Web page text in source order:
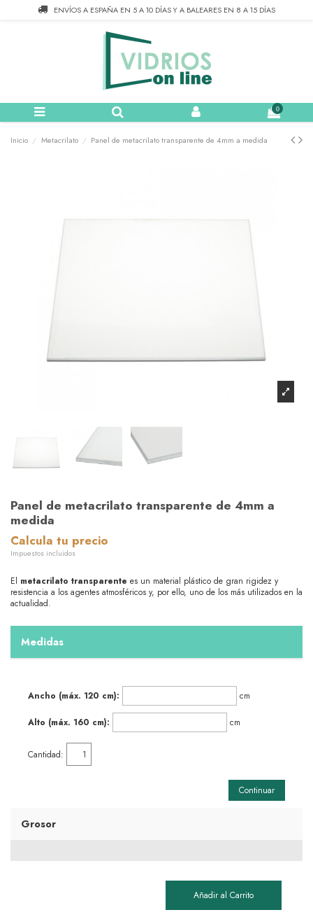
ENVÍOS A ESPAÑA EN 5 A 10 DÍAS Y A BALEARES EN 8 A 15 DÍAS
0
Inicio Metacrilato Panel de metacrilato transparente de 4mm a medida
Panel de metacrilato transparente de 4mm a
medida
Calcula tu precio
Impuestos incluidos
El metacrilato transparente es un material plástico de gran rigidez y
resistencia a los agentes atmosféricos y, por ello, uno de los más utilizados en la
actualidad.
Medidas
Ancho (máx. 120 cm): cm
Alto (máx. 160 cm): cm
Cantidad:
Continuar
Grosor
Añadir al Carrito